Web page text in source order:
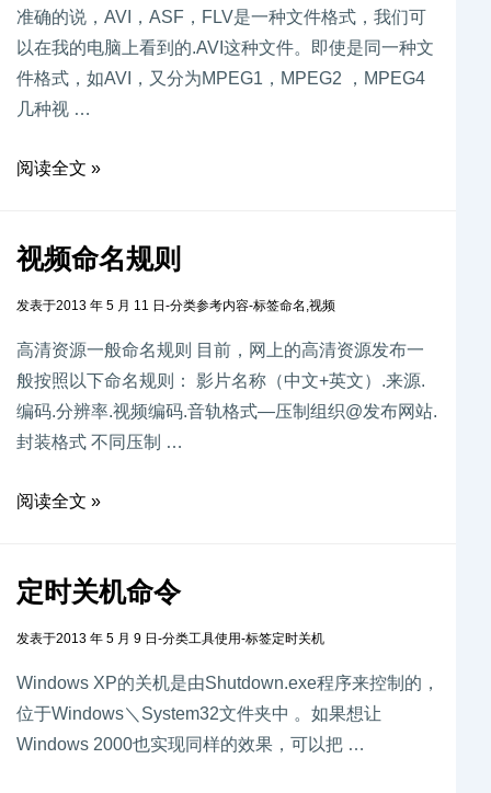
准确的说，AVI，ASF，FLV是一种文件格式，我们可
以在我的电脑上看到的.AVI这种文件。即使是同一种文
件格式，如AVI，又分为MPEG1，MPEG2 ，MPEG4
几种视 …
阅读全文 »
视频命名规则
发表于2013 年 5 月 11 日 -分类参考内容-标签命名 ,视频
高清资源一般命名规则 目前，网上的高清资源发布一
般按照以下命名规则： 影片名称（中文+英文）.来源.
编码.分辨率.视频编码.音轨格式—压制组织@发布网站.
封装格式 不同压制 …
阅读全文 »
定时关机命令
发表于2013 年 5 月 9 日 -分类工具使用-标签定时关机
Windows XP的关机是由Shutdown.exe程序来控制的，
位于Windows＼System32文件夹中 。如果想让
Windows 2000也实现同样的效果，可以把 …